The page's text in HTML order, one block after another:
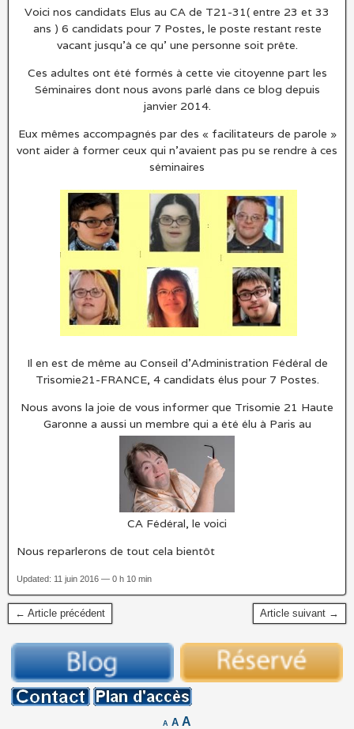
Voici nos candidats Elus au CA de T21-31( entre 23 et 33
ans ) 6 candidats pour 7 Postes, le poste restant reste
vacant jusqu’à ce qu’ une personne soit prête.
Ces adultes ont été formés à cette vie citoyenne part les
Séminaires dont nous avons parlé dans ce blog depuis
janvier 2014.
Eux mêmes accompagnés par des « facilitateurs de parole »
vont aider à former ceux qui n’avaient pas pu se rendre à ces
séminaires
Il en est de même au Conseil d’Administration Fédéral de
Trisomie21-FRANCE, 4 candidats élus pour 7 Postes.
Nous avons la joie de vous informer que Trisomie 21 Haute
Garonne a aussi un membre qui a été élu à Paris au
CA Fédéral, le voici
Nous reparlerons de tout cela bientôt
Updated: 11 juin 2016 — 0 h 10 min
← Article précédent Article suivant →
A A A